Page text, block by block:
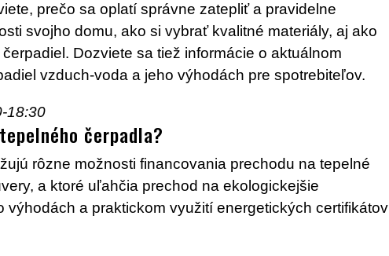
prečo sa oplatí správne zatepliť a pravidelne
svojho domu, ako si vybrať kvalitné materiály, aj ako
Dozviete sa tiež informácie o aktuálnom
vzduch-voda a jeho výhodách pre spotrebiteľov.
18:30
čerpadla?
rôzne možnosti financovania prechodu na tepelné
a ktoré uľahčia prechod na ekologickejšie
výhodách a praktickom využití energetických certifikátov